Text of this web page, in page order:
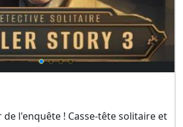
l'enquête ! Casse-tête solitaire et